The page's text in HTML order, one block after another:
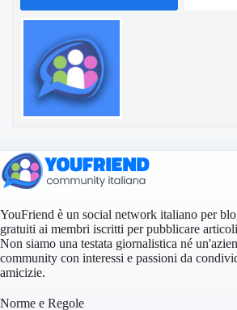
YouFriend è un social network italiano per
gratuiti ai membri iscritti per pubblicare
Non siamo una testata giornalistica né
community con interessi e passioni da
amicizie.
Norme e Regole